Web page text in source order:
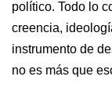
político. Todo lo
creencia,
instrumento de
no es más que